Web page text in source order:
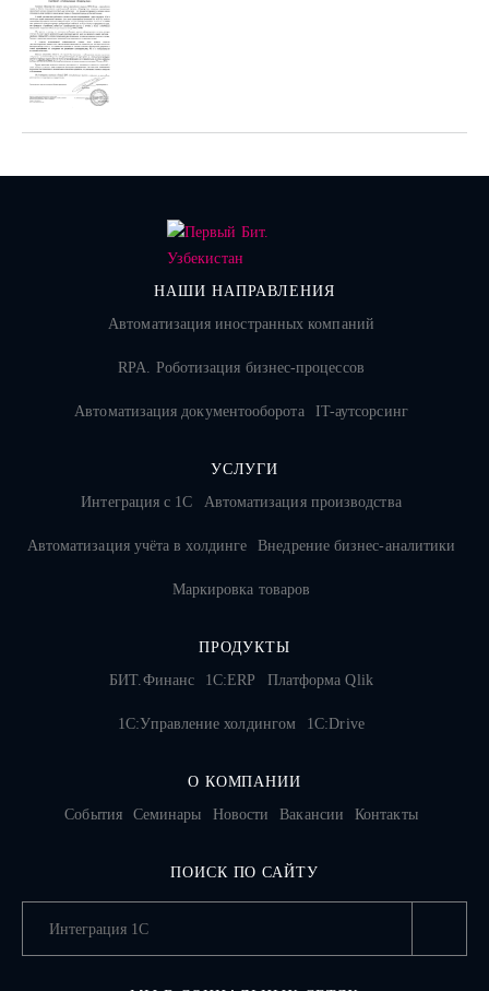
НАШИ НАПРАВЛЕНИЯ
Автоматизация иностранных компаний
RPA. Роботизация бизнес-процессов
Автоматизация документооборота IT-аутсорсинг
УСЛУГИ
Интеграция с 1С
Автоматизация производства
Автоматизация учёта в холдинге Внедрение бизнес-аналитики
Маркировка товаров
ПРОДУКТЫ
БИТ.Финанс
1С:ERP Платформа Qlik
1С:Управление холдингом 1C:Drive
О КОМПАНИИ
События
Семинары Новости Вакансии Контакты
ПОИСК ПО САЙТУ